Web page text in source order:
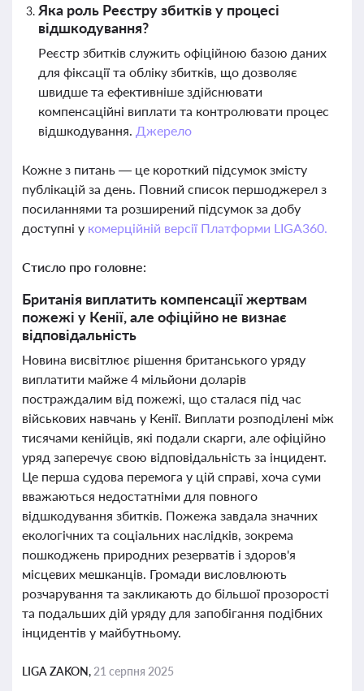
Яка роль Реєстру збитків у процесі
відшкодування?
Реєстр збитків служить офіційною базою даних
для фіксації та обліку збитків, що дозволяє
швидше та ефективніше здійснювати
компенсаційні виплати та контролювати процес
відшкодування. Джерело
Кожне з питань — це короткий підсумок змісту
публікацій за день. Повний список першоджерел з
посиланнями та розширений підсумок за добу
доступні у комерційній версії Платформи LIGA360.
Стисло про головне:
Британія виплатить компенсації жертвам
пожежі у Кенії, але офіційно не визнає
відповідальність
Новина висвітлює рішення британського уряду
виплатити майже 4 мільйони доларів
постраждалим від пожежі, що сталася під час
військових навчань у Кенії. Виплати розподілені між
тисячами кенійців, які подали скарги, але офіційно
уряд заперечує свою відповідальність за інцидент.
Це перша судова перемога у цій справі, хоча суми
вважаються недостатніми для повного
відшкодування збитків. Пожежа завдала значних
екологічних та соціальних наслідків, зокрема
пошкоджень природних резерватів і здоров'я
місцевих мешканців. Громади висловлюють
розчарування та закликають до більшої прозорості
та подальших дій уряду для запобігання подібних
інцидентів у майбутньому.
LIGA ZAKON, 21 серпня 2025